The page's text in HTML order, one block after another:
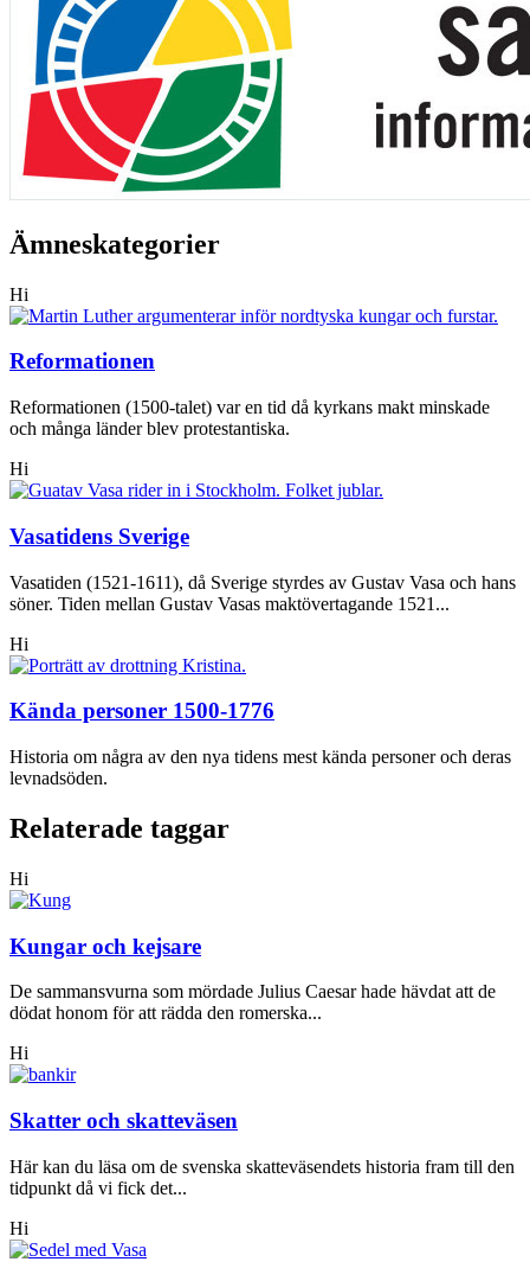
Ämneskategorier
Hi
Reformationen
Reformationen (1500-talet) var en tid då kyrkans makt minskade
och många länder blev protestantiska.
Hi
Vasatidens Sverige
Vasatiden (1521-1611), då Sverige styrdes av Gustav Vasa och hans
söner. Tiden mellan Gustav Vasas maktövertagande 1521...
Hi
Kända personer 1500-1776
Historia om några av den nya tidens mest kända personer och deras
levnadsöden.
Relaterade taggar
Hi
Kungar och kejsare
De sammansvurna som mördade Julius Caesar hade hävdat att de
dödat honom för att rädda den romerska...
Hi
Skatter och skatteväsen
Här kan du läsa om de svenska skatteväsendets historia fram till den
tidpunkt då vi fick det...
Hi